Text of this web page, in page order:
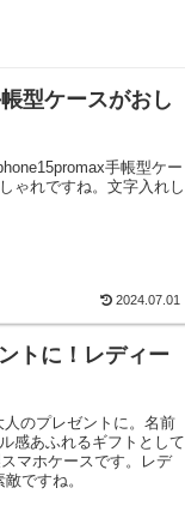
型ケースがおし
手帳型ケー
ゃれですね。文字入れし
2024.07.01
トに！レディー
のプレゼントに。名前
感あふれるギフトとして
マホケースです。レデ
ですね。